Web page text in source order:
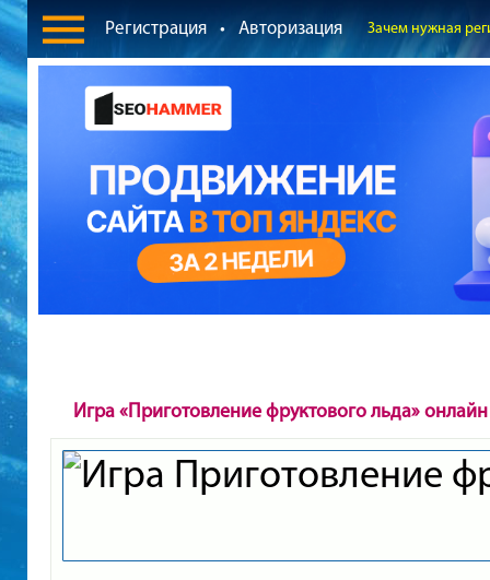
Регистрация • Авторизация Зачем нужная
Игра «Приготовление фруктового льда» онлайн